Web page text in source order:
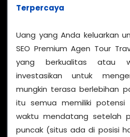
Terpercaya
Uang yang Anda keluarkan
SEO Premium Agen Tour
yang berkualitas atau
investasikan untuk
mungkin terasa berlebihan
itu semua memiliki
waktu mendatang setelah
puncak (situs ada di posisi